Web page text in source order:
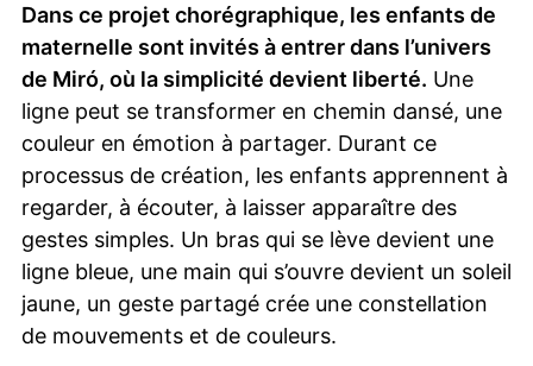
Dans ce projet chorégraphique, les enfants de
maternelle sont invités à entrer dans l’univers
de Miró, où la simplicité devient liberté. Une
ligne peut se transformer en chemin dansé, une
couleur en émotion à partager. Durant ce
processus de création, les enfants apprennent à
regarder, à écouter, à laisser apparaître des
gestes simples. Un bras qui se lève devient une
ligne bleue, une main qui s’ouvre devient un soleil
jaune, un geste partagé crée une constellation
de mouvements et de couleurs.